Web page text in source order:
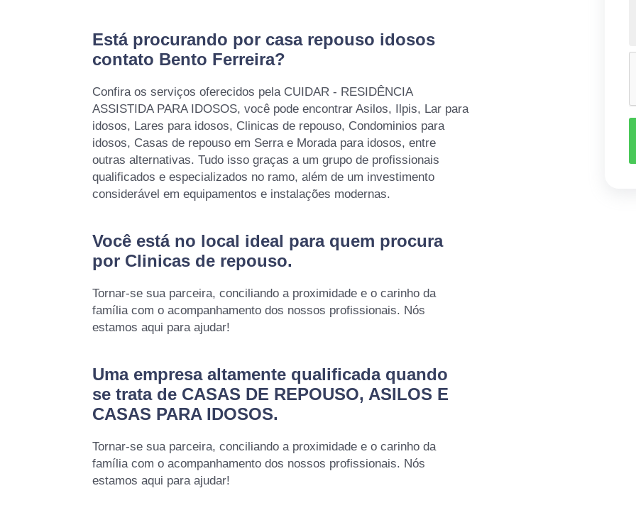
Está procurando por casa repouso idosos
contato Bento Ferreira?
Confira os serviços oferecidos pela CUIDAR - RESIDÊNCIA
ASSISTIDA PARA IDOSOS, você pode encontrar Asilos, Ilpis, Lar para
idosos, Lares para idosos, Clinicas de repouso, Condominios para
idosos, Casas de repouso em Serra e Morada para idosos, entre
outras alternativas. Tudo isso graças a um grupo de profissionais
qualificados e especializados no ramo, além de um investimento
considerável em equipamentos e instalações modernas.
Você está no local ideal para quem procura
por Clinicas de repouso.
Tornar-se sua parceira, conciliando a proximidade e o carinho da
família com o acompanhamento dos nossos profissionais. Nós
estamos aqui para ajudar!
Uma empresa altamente qualificada quando
se trata de CASAS DE REPOUSO, ASILOS E
CASAS PARA IDOSOS.
Tornar-se sua parceira, conciliando a proximidade e o carinho da
família com o acompanhamento dos nossos profissionais. Nós
estamos aqui para ajudar!